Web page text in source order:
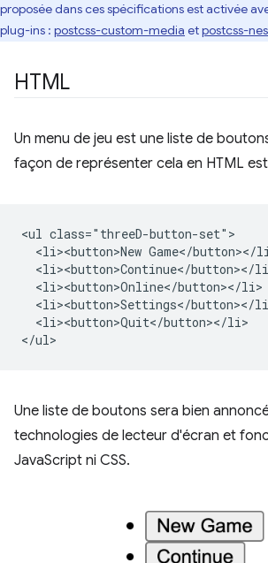
proposée dans ces spécifications est activée
plug-ins : postcss-custom-media etpostcss-
HTML
Un menu de jeu est une liste de
façon de représenter cela en HTML
<ul class="threeD-button-set">
<li><button>New Game</button></
<li><button>Continue</button></
  <li><button>Online</button></li>
<li><button>Settings</button></
  <li><button>Quit</button></li>
Une liste de boutons sera bien
technologies de lecteur d'écran et
JavaScript ni CSS.